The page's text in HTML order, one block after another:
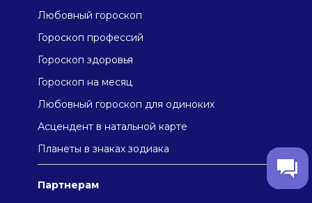
Любовный гороскоп
Гороскоп профессий
Гороскоп здоровья
Гороскоп на месяц
Любовный гороскоп для одиноких
Асцендент в натальной карте
Плaнeты в знaкax зодиaкa
Партнерам